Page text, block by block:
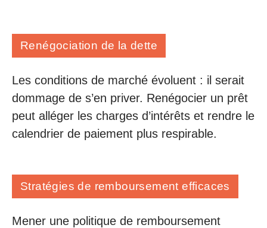
Renégociation de la dette
Les conditions de marché évoluent : il serait
dommage de s’en priver. Renégocier un prêt
peut alléger les charges d’intérêts et rendre le
calendrier de paiement plus respirable.
Stratégies de remboursement efficaces
Mener une politique de remboursement